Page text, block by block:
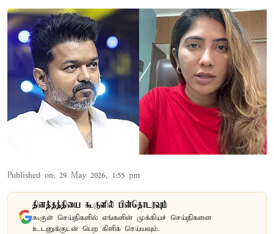
Published on: 29 May 2026, 1:55 pm
தினத்தந்தியை கூகுளில் பின்தொடரவும்
கூகுள் செய்திகளில் எங்களின் முக்கியச் செய்திகளை
உடனுக்குடன் பெற கிளிக் செய்யவும்.